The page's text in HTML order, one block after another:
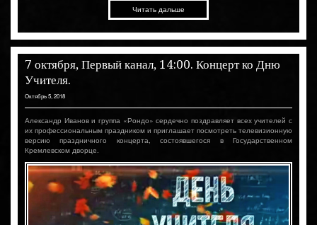
Читать дальше
7 октября, Первый канал, 14:00. Концерт ко Дню
Учителя.
Октябрь 5, 2018
Александр Иванов и группа «Рондо» сердечно поздравляет всех учителей с
их профессиональным праздником и приглашает посмотреть телевизионную
версию праздничного концерта, состоявшегося в Государственном
Кремлевском дворце.